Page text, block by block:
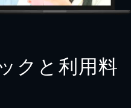
クと利用料